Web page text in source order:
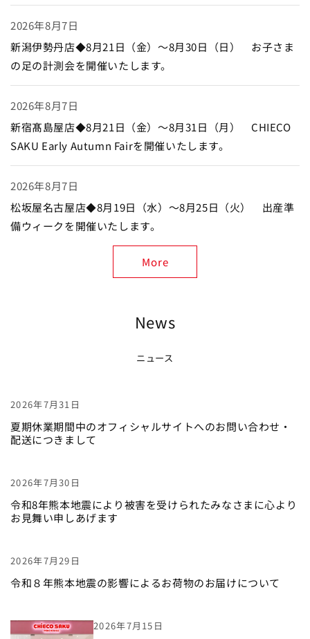
2026年8月7日
新潟伊勢丹店◆8月21日（金）～8月30日（日） お子さま
の足の計測会を開催いたします。
2026年8月7日
新宿髙島屋店◆8月21日（金）～8月31日（月） CHIECO
SAKU Early Autumn Fairを開催いたします。
2026年8月7日
松坂屋名古屋店◆8月19日（水）～8月25日（火） 出産準
備ウィークを開催いたします。
More
News
ニュース
2026年7月31日
夏期休業期間中のオフィシャルサイトへのお問い合わせ・
配送につきまして
2026年7月30日
令和8年熊本地震により被害を受けられたみなさまに心より
お見舞い申しあげます
2026年7月29日
令和８年熊本地震の影響によるお荷物のお届けについて
2026年7月15日